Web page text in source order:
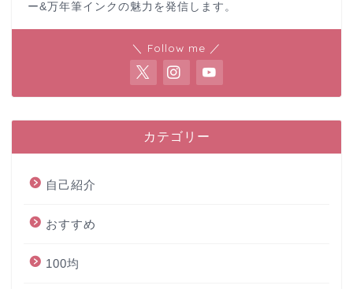
ー&万年筆インクの魅力を発信します。
＼ Follow me ／
カテゴリー
自己紹介
おすすめ
100均